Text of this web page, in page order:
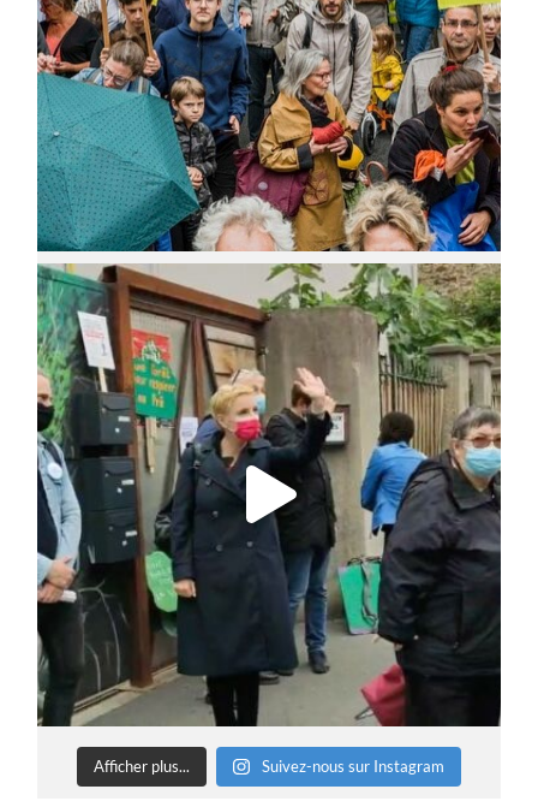
Afficher plus... Suivez-nous sur Instagram